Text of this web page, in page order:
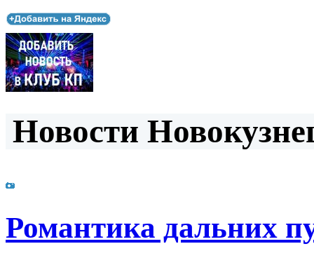
Новости
Романтика дальних